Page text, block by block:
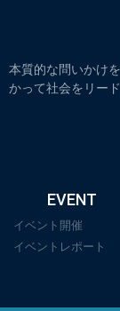
本質的な問いかけ
かって社会をリー
EVENT
イベント開催
イベントレポート